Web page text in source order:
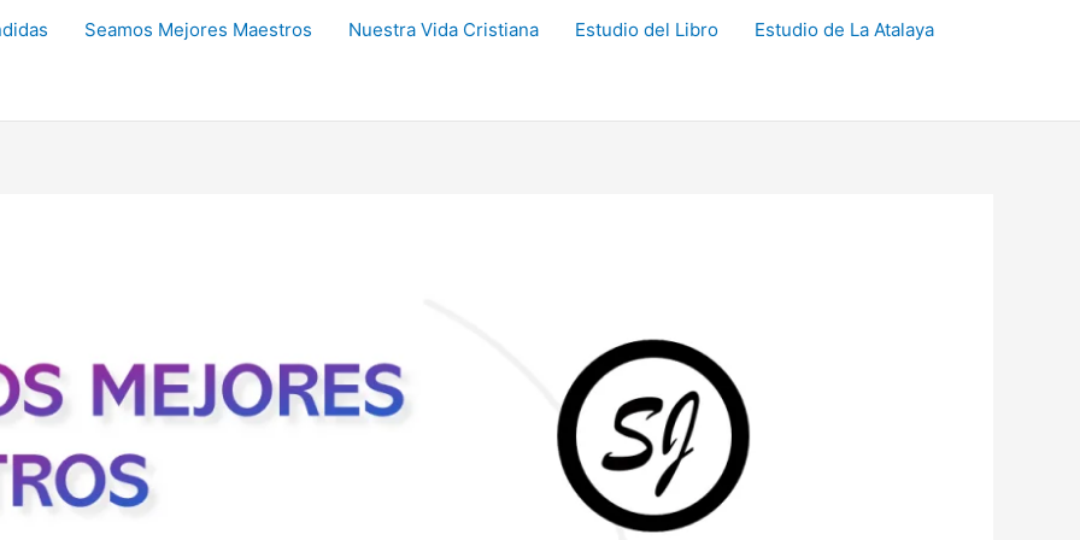
Seamos Mejores Maestros Nuestra Vida Cristiana Estudio del Libro Estudio de La Atalaya